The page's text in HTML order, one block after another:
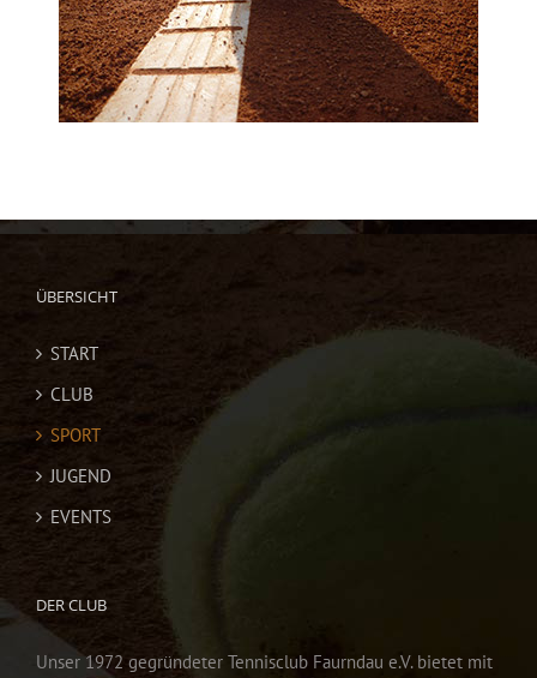
ÜBERSICHT
START
CLUB
SPORT
JUGEND
EVENTS
DER CLUB
Unser 1972 gegründeter Tennisclub Faurndau e.V. bietet mit